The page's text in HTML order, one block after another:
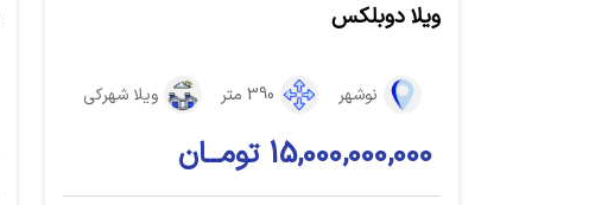
ویلا دوبلکس
نوشهر 390 متر ویلا شهرکی
15,000,000,000 تومــان